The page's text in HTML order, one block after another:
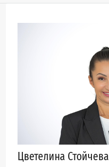
Цветелина Стойчева